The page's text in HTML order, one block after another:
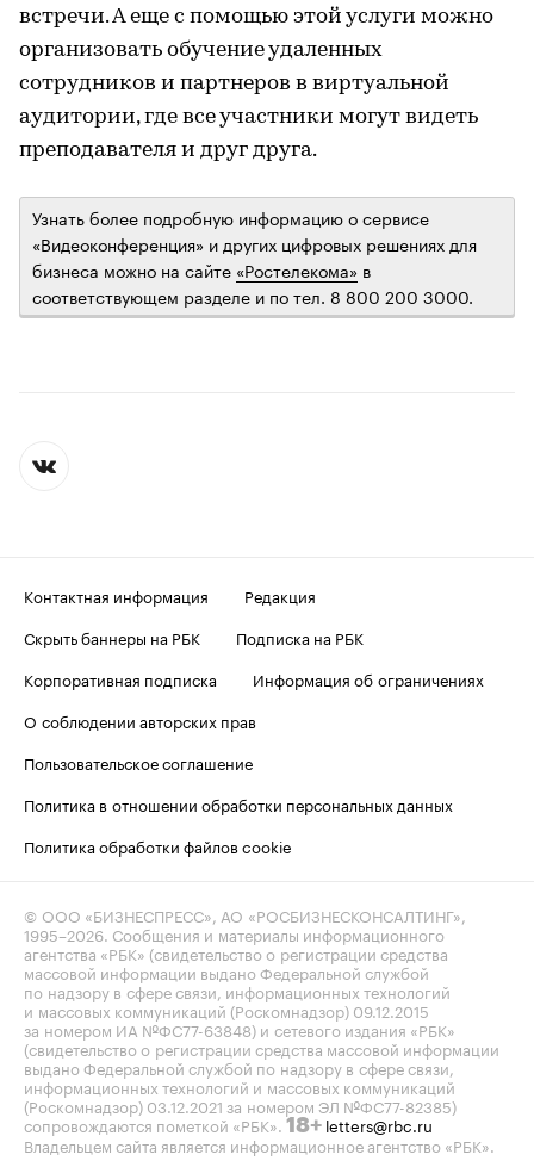
встречи. А еще с помощью этой услуги можно
организовать обучение удаленных
сотрудников и партнеров в виртуальной
аудитории, где все участники могут видеть
преподавателя и друг друга.
Узнать более подробную информацию о сервисе
«Видеоконференция» и других цифровых решениях для
бизнеса можно на сайте «Ростелекома» в
соответствующем разделе и по тел. 8 800 200 3000.
Контактная информация
Редакция
Скрыть баннеры на РБК
Подписка на РБК
Корпоративная подписка
Информация об ограничениях
О соблюдении авторских прав
Пользовательское соглашение
Политика в отношении обработки персональных данных
Политика обработки файлов cookie
© ООО «БИЗНЕСПРЕСС», АО «РОСБИЗНЕСКОНСАЛТИНГ»,
1995–2026. Сообщения и материалы информационного
агентства «РБК» (свидетельство о регистрации средства
массовой информации выдано Федеральной службой
по надзору в сфере связи, информационных технологий
и массовых коммуникаций (Роскомнадзор) 09.12.2015
за номером ИА №ФС77-63848) и сетевого издания «РБК»
(свидетельство о регистрации средства массовой информации
выдано Федеральной службой по надзору в сфере связи,
информационных технологий и массовых коммуникаций
(Роскомнадзор) 03.12.2021 за номером ЭЛ №ФС77-82385)
сопровождаются пометкой «РБК». 18+ letters@rbc.ru
Владельцем сайта является информационное агентство «РБК».